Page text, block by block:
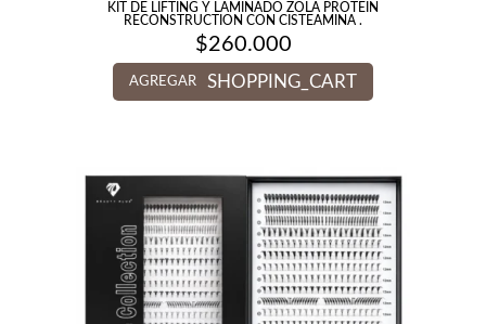
KIT DE LIFTING Y LAMINADO ZOLA PROTEIN
RECONSTRUCTION CON CISTEAMINA .
$260.000
AGREGAR SHOPPING_CART